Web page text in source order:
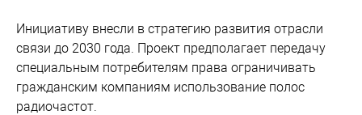
Инициативу внесли в стратегию развития отрасли
связи до 2030 года. Проект предполагает передачу
специальным потребителям права ограничивать
гражданским компаниям использование полос
радиочастот.